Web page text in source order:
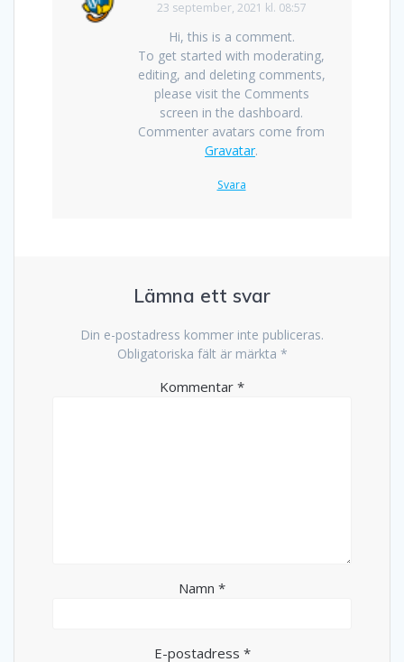
23 september, 2021 kl. 08:57
Hi, this is a comment.
To get started with moderating,
editing, and deleting comments,
please visit the Comments
screen in the dashboard.
Commenter avatars come from
Gravatar.
Svara
Lämna ett svar
Din e-postadress kommer inte publiceras.
Obligatoriska fält är märkta *
Kommentar *
Namn *
E-postadress *